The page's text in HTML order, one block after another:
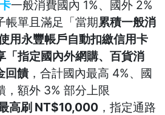
一般消費國內 1%、國外 2%
帳單且滿足「當期累積一般消
用永豐帳戶自動扣繳信用卡
「指定國內外網購、百貨消
回饋，合計國內最高 4%、國
，額外 3% 部分上限
高刷 NT$10,000 ，指定通路